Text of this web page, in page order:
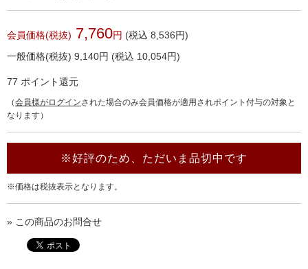
会員価格(税抜) 7,760円 (税込 8,536円)
一般価格(税抜) 9,140円 (税込 10,054円)
77 ポイント還元
（会員様がログインされた場合のみ会員価格が適用されポイント付与の対象と
なります）
※好評のため、ただいま品切中です
※価格は税抜表示となります。
» この商品のお問合せ